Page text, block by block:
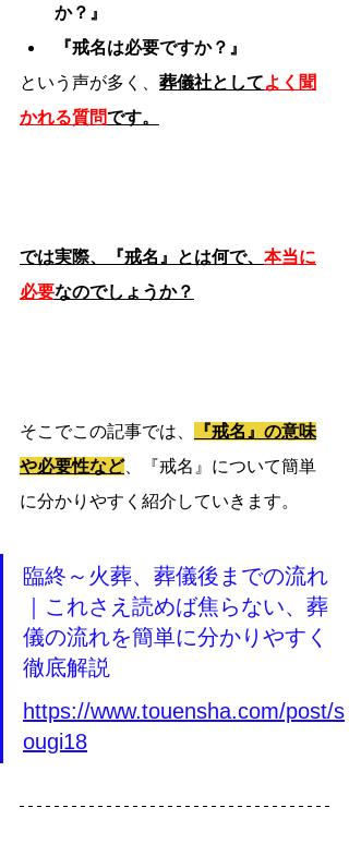
か？』
『戒名は必要ですか？』
という声が多く、 葬儀社としてよく聞
かれる質問です。
では実際、『戒名』とは何で、 本当に
必要なのでしょうか？
そこでこの記事では、
『戒名』の意味
や必要性など、『戒名』について簡単
に分かりやすく紹介していきます。
臨終～火葬、葬儀後までの流れ
｜これさえ読めば焦らない、葬
儀の流れを簡単に分かりやすく
徹底解説
https://www.touensha.com/post/s
ougi18